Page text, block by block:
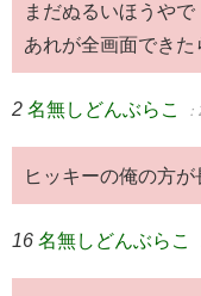
まだぬるいほうやで
あれが全画面できた
2 名無しどんぶらこ
ヒッキーの俺の方が
16 名無しどんぶらこ